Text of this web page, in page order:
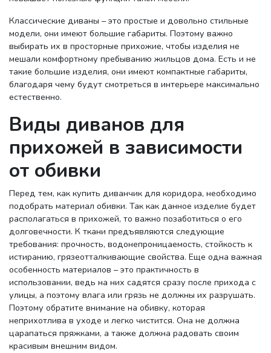
Классические диваны – это простые и довольно стильные
модели, они имеют большие габариты. Поэтому важно
выбирать их в просторные прихожие, чтобы изделия не
мешали комфортному пребыванию жильцов дома. Есть и не
такие большие изделия, они имеют компактные габариты,
благодаря чему будут смотреться в интерьере максимально
естественно.
Виды диванов для
прихожей в зависимости
от обивки
Перед тем, как купить диванчик для коридора, необходимо
подобрать материал обивки. Так как данное изделие будет
располагаться в прихожей, то важно позаботиться о его
долговечности. К ткани предъявляются следующие
требования: прочность, водонепроницаемость, стойкость к
истиранию, грязеотталкивающие свойства. Еще одна важная
особенность материалов – это практичность в
использовании, ведь на них садятся сразу после прихода с
улицы, а поэтому влага или грязь не должны их разрушать.
Поэтому обратите внимание на обивку, которая
неприхотлива в уходе и легко чистится. Она не должна
царапаться пряжками, а также должна радовать своим
красивым внешним видом.